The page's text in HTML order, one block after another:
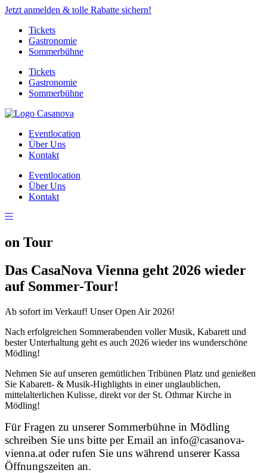
Jetzt anmelden & tolle Rabatte sichern!
Tickets
Gastronomie
Sommerbühne
Tickets
Gastronomie
Sommerbühne
Eventlocation
Über Uns
Kontakt
Eventlocation
Über Uns
Kontakt
on Tour
Das CasaNova Vienna geht 2026 wieder
auf Sommer-Tour!
Ab sofort im Verkauf! Unser Open Air 2026!
Nach erfolgreichen Sommerabenden voller Musik, Kabarett und
bester Unterhaltung geht es auch 2026 wieder ins wunderschöne
Mödling!
Nehmen Sie auf unseren gemütlichen Tribünen Platz und genießen
Sie Kabarett- & Musik-Highlights in einer unglaublichen,
mittelalterlichen Kulisse, direkt vor der St. Othmar Kirche in
Mödling!
Für Fragen zu unserer Sommerbühne in Mödling
schreiben Sie uns bitte per Email an info@casanova-
vienna.at oder rufen Sie uns während unserer Kassa
Öffnungszeiten an.